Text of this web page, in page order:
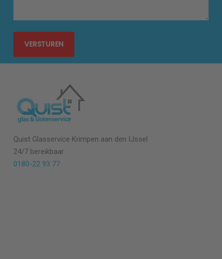
Quist Glasservice Krimpen aan den IJssel
24/7 bereikbaar
0180-22 93 77